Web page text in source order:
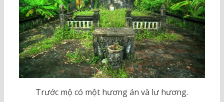
Trước mộ có một hương án và lư hương.